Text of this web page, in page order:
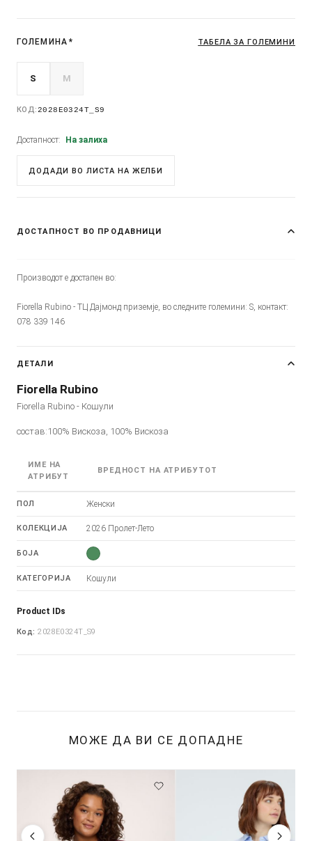
ГОЛЕМИНА * ТАБЕЛА ЗА ГОЛЕМИНИ
S M
КОД:2028E0324T_S9
Достапност: На залиха
ДОДАДИ ВО ЛИСТА НА ЖЕЛБИ
ДОСТАПНОСТ ВО ПРОДАВНИЦИ
Производот е достапен во:
Fiorella Rubino - ТЦ Дајмонд приземје, во следните големини: S, контакт:
078 339 146
ДЕТАЛИ
Fiorella Rubino
Fiorella Rubino - Кошули
состав:100% Вискоза, 100% Вискоза
ИМЕ НА
АТРИБУТ
ВРЕДНОСТ НА АТРИБУТОТ
ПОЛ Женски
КОЛЕКЦИЈА 2026 Пролет-Лето
БОЈА
КАТЕГОРИЈА Кошули
Product IDs
Код: 2028E0324T_S9
МОЖЕ ДА ВИ СЕ ДОПАДНЕ